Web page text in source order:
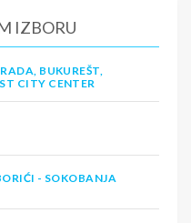
IZBORU
BUKUREŠT,
CITY CENTER
- SOKOBANJA